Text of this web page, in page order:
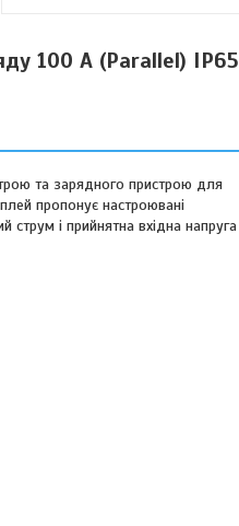
100 А (Parallel) IP65
та зарядного пристрою для
пропонує настроювані
і прийнятна вхідна напруга